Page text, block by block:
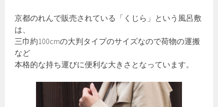
京都のれんで販売されている「くじら」という風呂敷
は、
三巾約100cmの大判タイプのサイズなので荷物の運搬
など
本格的な持ち運びに便利な大きさとなっています。